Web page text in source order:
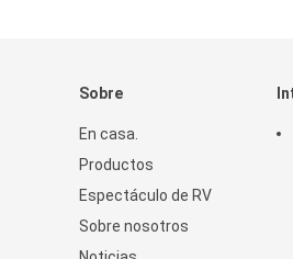
Sobre
En casa.
Productos
Espectáculo de RV
Sobre nosotros